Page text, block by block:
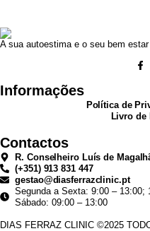
A sua autoestima e o seu bem
Informações
Política de
Livro de
Contactos
R. Conselheiro Luís de
(+351) 913 831 447
gestao@diasferrazclinic.pt
Segunda a Sexta: 9:00 – 13:00;
Sábado: 09:00 – 13:00
DIAS FERRAZ CLINIC ©2025